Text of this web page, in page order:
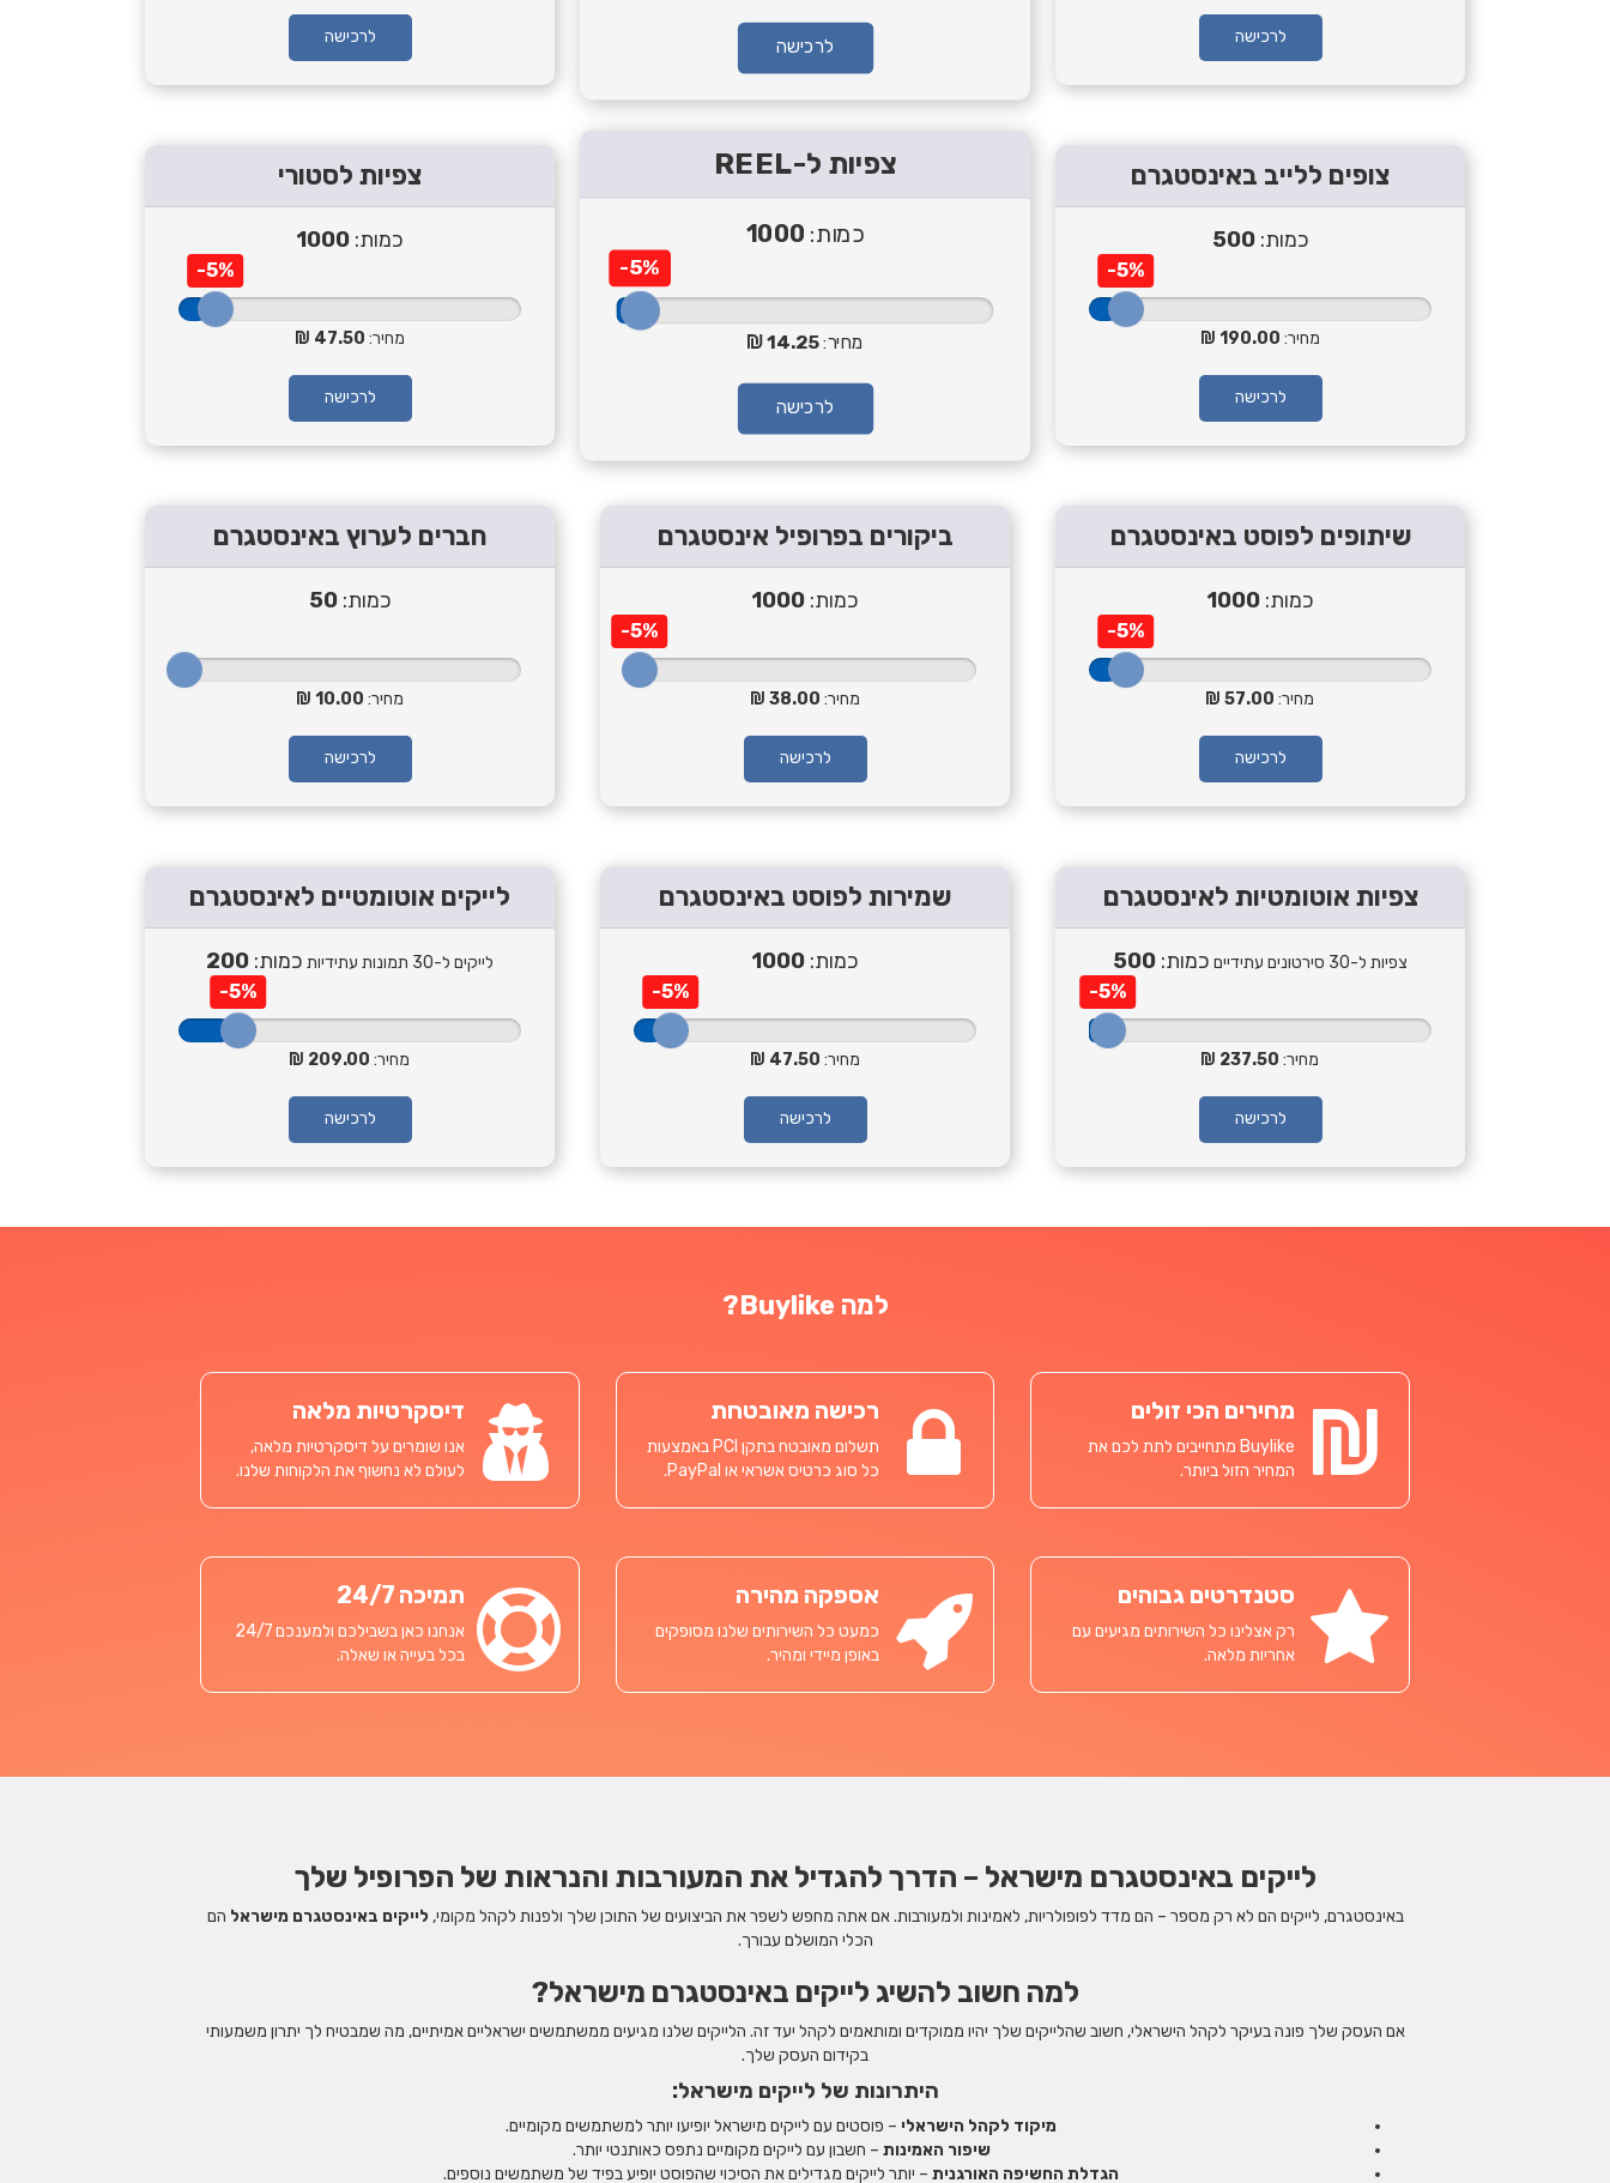
לרכישה לרכישה לרכישה
צפיות לסטורי
כמות: 1000
-5%
מחיר: 47.50
לרכישה
צפיות ל-REEL
כמות: 1000
-5%
מחיר:14.25
לרכישה
צופים ללייב באינסטגרם
כמות:500
-5%
מחיר: 190.00
לרכישה
חברים לערוץ באינסטגרם
כמות:50
מחיר: 10.00
לרכישה
ביקורים בפרופיל אינסטגרם
כמות: 1000
-5%
מחיר: 38.00
לרכישה
שיתופים לפוסט באינסטגרם
כמות: 1000
-5%
מחיר: 57.00
לרכישה
לייקים אוטומטיים לאינסטגרם
לייקים ל-30 תמונות עתידיות כמות: 200
-5%
מחיר: 209.00
לרכישה
שמירות לפוסט באינסטגרם
כמות: 1000
-5%
מחיר: 47.50
לרכישה
צפיות אוטומטיות לאינסטגרם
צפיות ל-30 סירטונים עתידיים כמות: 500
-5%
מחיר: 237.50
לרכישה
למה Buylike?
מחירים הכי זולים
Buylike מתחייבים לתת לכם את
המחיר הזול ביותר.
רכישה מאובטחת
תשלום מאובטח בתקן PCI באמצעות
כל סוג כרטיס אשראי או PayPal.
דיסקרטיות מלאה
אנו שומרים על דיסקרטיות מלאה,
לעולם לא נחשוף את הלקוחות שלנו.
סטנדרטים גבוהים
רק אצלינו כל השירותים מגיעים עם
אחריות מלאה.
אספקה מהירה
כמעט כל השירותים שלנו מסופקים
באופן מיידי ומהיר.
תמיכה 24/7
אנחנו כאן בשבילכם ולמענכם 24/7
בכל בעייה או שאלה.
לייקים באינסטגרם מישראל – הדרך להגדיל את המעורבות והנראות של הפרופיל שלך
באינסטגרם, לייקים הם לא רק מספר – הם מדד לפופולריות, לאמינות ולמעורבות. אם אתה מחפש לשפר את הביצועים של התוכן שלך ולפנות לקהל מקומי, לייקים באינסטגרם מישראל הם
הכלי המושלם עבורך.
למה חשוב להשיג לייקים באינסטגרם מישראל?
אם העסק שלך פונה בעיקר לקהל הישראלי, חשוב שהלייקים שלך יהיו ממוקדים ומותאמים לקהל יעד זה. הלייקים שלנו מגיעים ממשתמשים ישראליים אמיתיים, מה שמבטיח לך יתרון משמעותי
בקידום העסק שלך.
היתרונות של לייקים מישראל:
מיקוד לקהל הישראלי – פוסטים עם לייקים מישראל יופיעו יותר למשתמשים מקומיים.
שיפור האמינות – חשבון עם לייקים מקומיים נתפס כאותנטי יותר.
הגדלת החשיפה האורגנית – יותר לייקים מגדילים את הסיכוי שהפוסט יופיע בפיד של משתמשים נוספים.